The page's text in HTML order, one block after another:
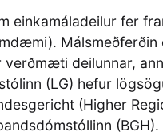
einkamáladeilur fer
verðmæti deilunnar,
(LG) hefur
(Higher